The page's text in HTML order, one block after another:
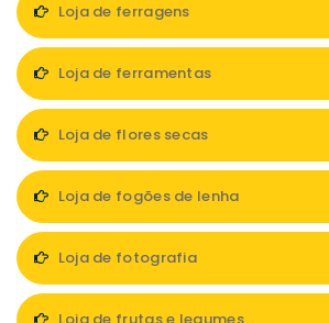
Loja de ferragens
Loja de ferramentas
Loja de flores secas
Loja de fogões de lenha
Loja de fotografia